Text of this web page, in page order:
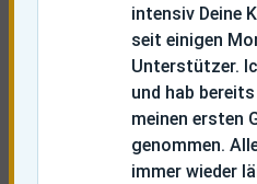
intensiv Deine
seit einigen
Unterstützer.
und hab
meinen ersten
genommen.
immer wieder